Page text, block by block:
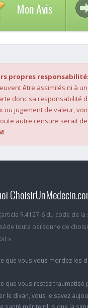
Mon Avis
propres
être assimilés ni à
donc sa responsabilité
jugement de valeur,
autre censure serait
R.4127-6 du code de
toute personne de
».
que vous vous mordez les
que vous restez traumatisé
le divan, vous le savez